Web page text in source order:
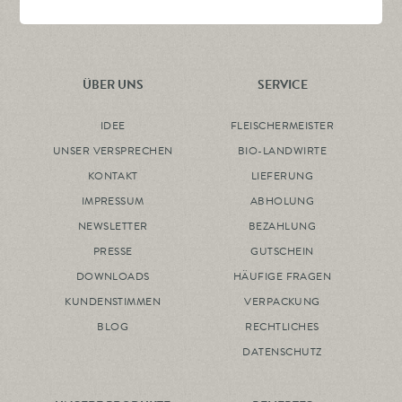
ÜBER UNS
IDEE
UNSER VERSPRECHEN
KONTAKT
IMPRESSUM
NEWSLETTER
PRESSE
DOWNLOADS
KUNDENSTIMMEN
BLOG
SERVICE
FLEISCHERMEISTER
BIO-LANDWIRTE
LIEFERUNG
ABHOLUNG
BEZAHLUNG
GUTSCHEIN
HÄUFIGE FRAGEN
VERPACKUNG
RECHTLICHES
DATENSCHUTZ